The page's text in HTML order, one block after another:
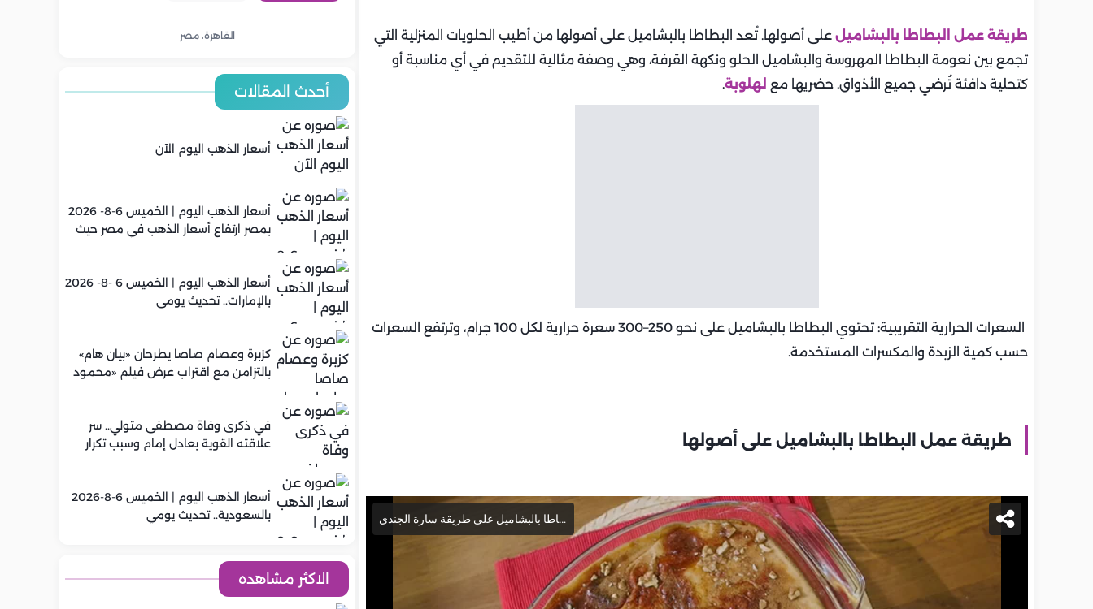
طريقة عمل البطاطا بالبشاميل على أصولها. تُعد البطاطا بالبشاميل على أصولها من أطيب الحلويات المنزلية التي
تجمع بين نعومة البطاطا المهروسة والبشاميل الحلو ونكهة القرفة، وهي وصفة مثالية للتقديم في أي مناسبة أو
كتحلية دافئة تُرضي جميع الأذواق. حضريها مع لهلوبة.
السعرات الحرارية التقريبية: تحتوي البطاطا بالبشاميل على نحو 250–300 سعرة حرارية لكل 100 جرام، وترتفع السعرات
حسب كمية الزبدة والمكسرات المستخدمة.
طريقة عمل البطاطا بالبشاميل على أصولها
القاهرة، مصر
أحدث المقالات
أسعار الذهب اليوم الآن
أسعار الذهب اليوم | الخميس 6-8- 2026
بمصر ارتفاع أسعار الذهب في مصر حيث
أسعار الذهب اليوم | الخميس 6 -8- 2026
بالإمارات.. تحديث يومي
كزبرة وعصام صاصا يطرحان «بيان هام»
بالتزامن مع اقتراب عرض فيلم «محمود
في ذكرى وفاة مصطفى متولي.. سر
علاقته القوية بعادل إمام وسبب تكرار
أسعار الذهب اليوم | الخميس 6-8-2026
بالسعودية.. تحديث يومي
الاكثر مشاهده